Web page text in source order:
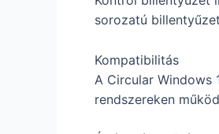
sorozatú
Kompatibilitás
A Circular Windows
rendszereken